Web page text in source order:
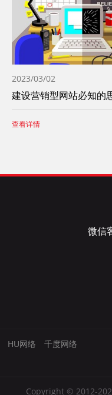
2023/03/02
建设营销型网站必知的
查看详情
微信
HU网络 千度网络
Copyright © 2012-